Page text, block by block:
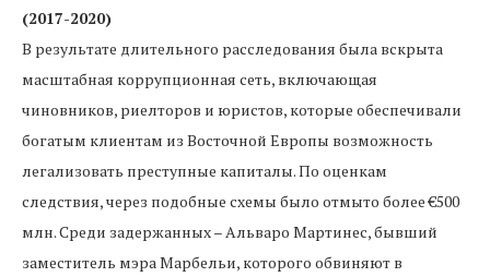
(2017-2020)
В результате длительного расследования была вскрыта
масштабная коррупционная сеть, включающая
чиновников, риелторов и юристов, которые обеспечивали
богатым клиентам из Восточной Европы возможность
легализовать преступные капиталы. По оценкам
следствия, через подобные схемы было отмыто более €500
млн. Среди задержанных – Альваро Мартинес, бывший
заместитель мэра Марбельи, которого обвиняют в